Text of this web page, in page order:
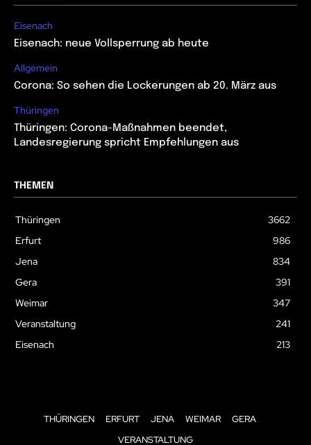
Eisenach
Eisenach: neue Vollsperrung ab heute
Allgemein
Corona: So sehen die Lockerungen ab 20. März aus
Thüringen
Thüringen: Corona-Maßnahmen beendet,
Landesregierung spricht Empfehlungen aus
THEMEN
Thüringen
3662
Erfurt
986
Jena
834
Gera
391
Weimar
347
Veranstaltung
241
Eisenach
213
THÜRINGEN ERFURT JENA WEIMAR
GERA
VERANSTALTUNG